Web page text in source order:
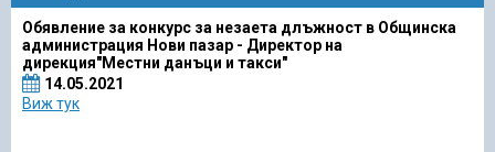
Обявление за конкурс за незаета длъжност в Общинска
администрация Нови пазар - Директор на
дирекция"Местни данъци и такси"
14.05.2021
Виж тук